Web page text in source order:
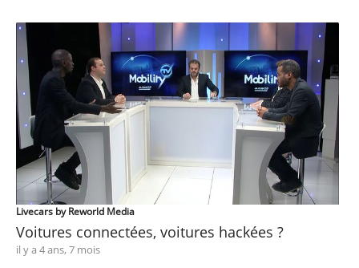
Livecars by Reworld Media
Voitures connectées, voitures hackées ?
il y a 4 ans, 7 mois